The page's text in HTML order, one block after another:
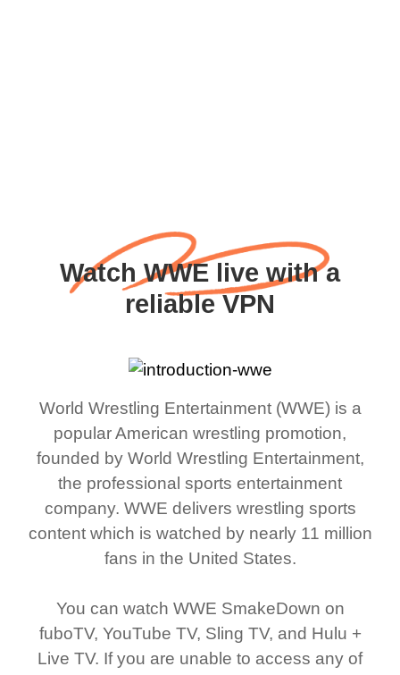
Watch WWE live with a
reliable VPN
World Wrestling Entertainment (WWE) is a
popular American wrestling promotion,
founded by World Wrestling Entertainment,
the professional sports entertainment
company. WWE delivers wrestling sports
content which is watched by nearly 11 million
fans in the United States.
You can watch WWE SmakeDown on
fuboTV, YouTube TV, Sling TV, and Hulu +
Live TV. If you are unable to access any of